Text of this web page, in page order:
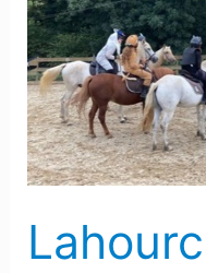
Le
centre
équestre
La
Cavalerie
organise
Soirée